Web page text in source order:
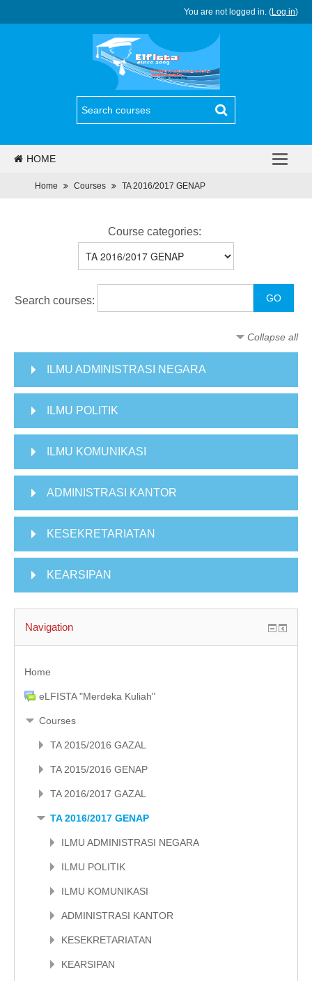
You are not logged in. (Log in)
HOME
PJJ
DAFTAR
ENGLISH (EN)
Home Courses TA 2016/2017 GENAP
Course categories:
Search courses:
Collapse all
ILMU ADMINISTRASI NEGARA
ILMU POLITIK
ILMU KOMUNIKASI
ADMINISTRASI KANTOR
KESEKRETARIATAN
KEARSIPAN
Navigation
Home
eLFISTA "Merdeka Kuliah"
Courses
TA 2015/2016 GAZAL
TA 2015/2016 GENAP
TA 2016/2017 GAZAL
TA 2016/2017 GENAP
ILMU ADMINISTRASI NEGARA
ILMU POLITIK
ILMU KOMUNIKASI
ADMINISTRASI KANTOR
KESEKRETARIATAN
KEARSIPAN